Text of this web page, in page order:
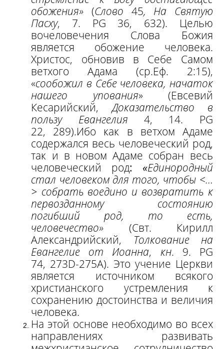
обожения» (Слово 45, На Святую
Пасху, 7. PG 36, 632). Целью
вочеловечения Слова Божия
является обожение человека.
Христос, обновив в Себе Самом
ветхого Адама (ср.Еф. 2:15),
«сообожил в Себе человека, начаток
нашего упования» (Евсевий
Кесарийский,Доказательство в
пользу Евангелия 4, 14. PG
22, 289).Ибо как в ветхом Адаме
содержался весь человеческий род,
так и в новом Адаме собран весь
человеческий род: «Единородный
стал человеком для того, чтобы <…
> собрать воедино и возвратить к
первозданному состоянию
погибший род, то есть,
человечество» (Свт. Кирилл
Александрийский, Толкование на
Евангелие от Иоанна, кн. 9. PG
74, 273D-275A). Это учение Церкви
является источником всякого
христианского устремления к
сохранению достоинства и величия
человека.
На этой основе необходимо во всех
направлениях развивать